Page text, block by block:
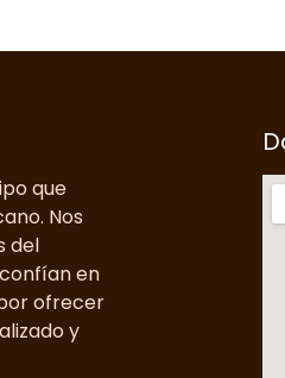
que
Nos
del
en
ofrecer
y